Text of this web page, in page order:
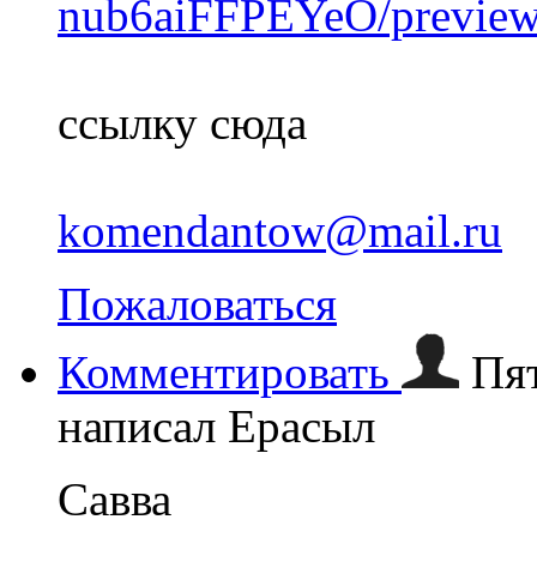
nub6aiFFPEYeO/
ссылку сюда
komendantow@mail.ru
Пожаловаться
Комментировать
написал Ерасыл
Савва